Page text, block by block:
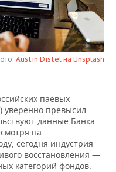
Austin Distel на Unsplash
паевых
превысил
данные Банка
на
сегодня индустрия
восстановления —
категорий фондов.